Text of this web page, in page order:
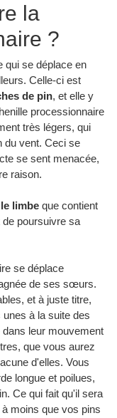
la
?
qui se déplace en
Celle-ci est
de pin, et elle y
processionnaire
très légers, qui
du vent. Ceci se
se sent menacée,
raison.
le limbe que contient
de poursuivre sa
se déplace
de ses sœurs.
et à juste titre,
à la suite des
leur mouvement
que vous aurez
d'elles. Vous
longue et poilues,
Ce qui fait qu'il sera
moins que vos pins